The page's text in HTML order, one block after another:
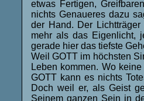
etwas Fertigen,
nichts Genaueres dazu
der Hand. Der
mehr als das Eigenlicht,
gerade hier das tiefste
Weil GOTT im höchsten
Leben kommen. Wo
GOTT kann es nichts
Doch weil er, als Geist
Seinem ganzen Sein in